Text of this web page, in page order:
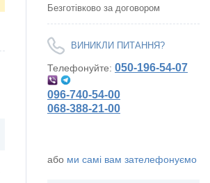
Безготівково за договором
ВИНИКЛИ ПИТАННЯ?
Телефонуйте: 050-196-54-07
096-740-54-00
068-388-21-00
або ми самі вам зателефонуємо